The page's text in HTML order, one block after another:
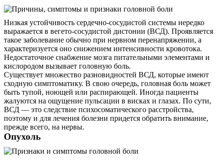
Низкая устойчивость сердечно-сосудистой системы нередко
выражается в вегето-сосудистой дистонии (ВСД). Проявляется
такое заболевание обычно при нервном перенапряжении, а
характеризуется оно снижением интенсивности кровотока.
Недостаточное снабжение мозга питательными элементами и
кислородом вызывает головную боль.
Существует множество разновидностей ВСД, которые имеют
сходную симптоматику. В свою очередь, головная боль может
быть тупой, ноющей или распирающей. Иногда пациенты
жалуются на ощущение пульсации в висках и глазах. По сути,
ВСД ― это следствие психосоматического расстройства,
поэтому и для лечения болезни придется обратить внимание,
прежде всего, на нервы.
Опухоль